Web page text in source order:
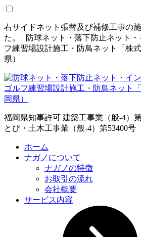
右サイドネット張替及び補修工事の
た。 | 防球ネット・落下防止ネット
フ練習場設計施工・防鳥ネット「株
県）
福岡県知事許可 建築工事業（般-4）
とび・土木工事業（般-4）第53400号
ホーム
ナガノについて
ナガノの特徴
お取引の流れ
会社概要
サービス内容